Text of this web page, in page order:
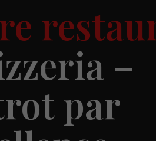
–
par